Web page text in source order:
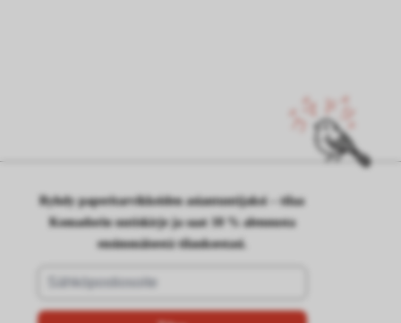
Ryhdy paperitarvikkeiden asiantuntijaksi – tilaa
Komadorin uutiskirje ja saat 10 % alennusta
ensimmäisestä tilauksestasi.